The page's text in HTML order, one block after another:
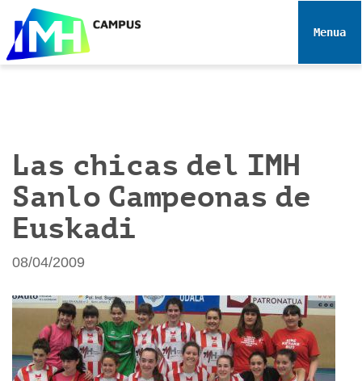
e
Toggle
Las chicas del IMH
Sanlo Campeonas de
Euskadi
08/04/2009